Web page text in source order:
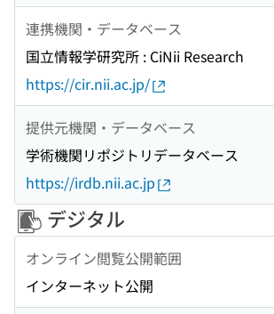
連携機関・データベース
国立情報学研究所 : CiNii Research
https://cir.nii.ac.jp/
提供元機関・データベース
学術機関リポジトリデータベース
https://irdb.nii.ac.jp
デジタル
オンライン閲覧公開範囲
インターネット公開